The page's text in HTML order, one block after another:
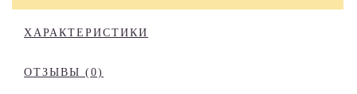
ХАРАКТЕРИСТИКИ
ОТЗЫВЫ (0)